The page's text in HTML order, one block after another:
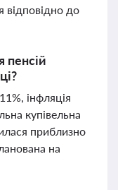
відповідно до
пенсій
інфляція
купівельна
приблизно
на